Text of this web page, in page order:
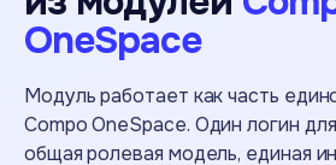
OneSpace
Модуль работает как часть
Compo OneSpace. Один логин
общая ролевая модель, единая